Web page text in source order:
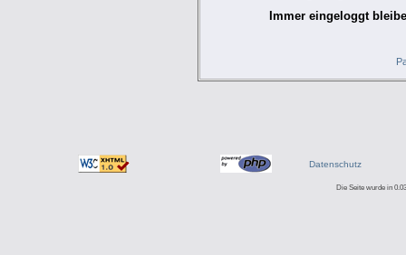
Immer eingeloggt
Datenschutz
Die Seite wurde in